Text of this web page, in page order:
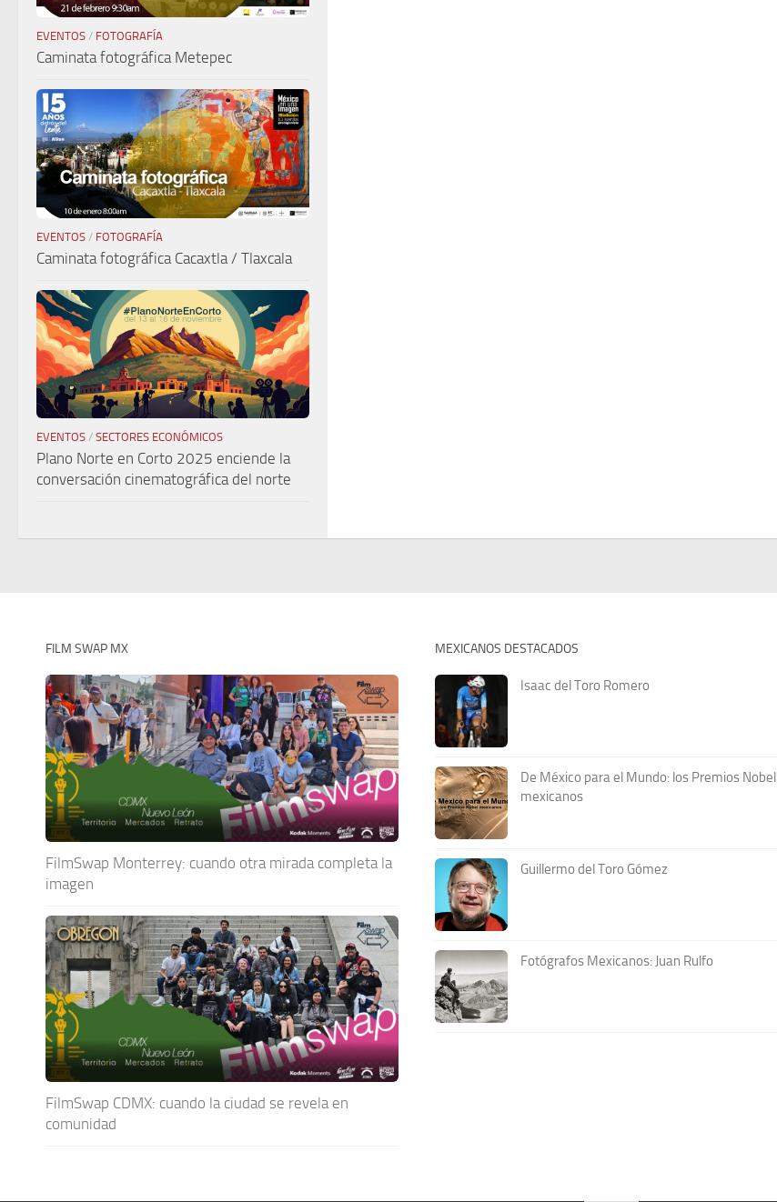
EVENTOS / FOTOGRAFÍA
Caminata fotográfica Metepec
EVENTOS / FOTOGRAFÍA
Caminata fotográfica Cacaxtla / Tlaxcala
EVENTOS / SECTORES ECONÓMICOS
Plano Norte en Corto 2025 enciende la
conversación cinematográfica del norte
FILM SWAP MX
FilmSwap Monterrey: cuando otra mirada completa la
imagen
FilmSwap CDMX: cuando la ciudad se revela en
comunidad
MEXICANOS DESTACADOS
Isaac del Toro Romero
De México para el Mundo: los Premios Nobel
mexicanos
Guillermo del Toro Gómez
Fotógrafos Mexicanos: Juan Rulfo